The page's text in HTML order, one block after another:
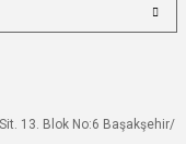
13. Blok No:6 Başakşehir/